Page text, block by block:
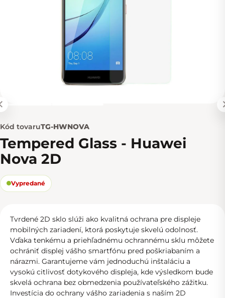
Kód tovaruTG-HWNOVA
Tempered Glass - Huawei
Nova 2D
Vypredané
Tvrdené 2D sklo slúži ako kvalitná ochrana pre displeje
mobilných zariadení, ktorá poskytuje skvelú odolnosť.
Vďaka tenkému a priehľadnému ochrannému sklu môžete
ochrániť displej vášho smartfónu pred poškriabaním a
nárazmi. Garantujeme vám jednoduchú inštaláciu a
vysokú citlivosť dotykového displeja, kde výsledkom bude
skvelá ochrana bez obmedzenia používateľského zážitku.
Investícia do ochrany vášho zariadenia s naším 2D